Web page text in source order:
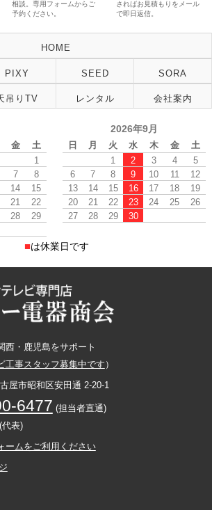
相談。専用フォームからご
予約ください。
さればお見積もりをメール
で即日返信。
HOME
PIXY SEED SORA
吊りTV レンタル 会社案内
金
土
1
7
8
14
15
21
22
28
29
2026年9月
日 月 火 水 木 金
土
1
2 3 4
5
6
7 8 9 10 11
12
13
14 15 16 17 18
19
20
21 22 23 24 25
26
27
28 29 30
■は休業日です
西・鹿児島をサポート
工事スタッフ募集中です ）
屋市昭和区安田通 2-20-1
6477 (担当者直通)
表)
ームをご利用ください